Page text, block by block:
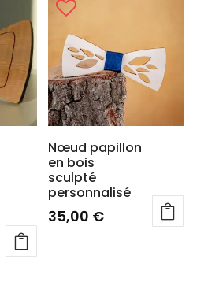
Nœud papillon
en bois
sculpté
personnalisé
35,00 €